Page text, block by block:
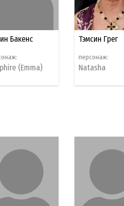
Бакенс
(Emma)
Тэмсин Грег
персонаж:
Natasha